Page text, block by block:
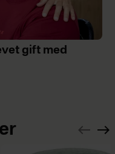
gift med